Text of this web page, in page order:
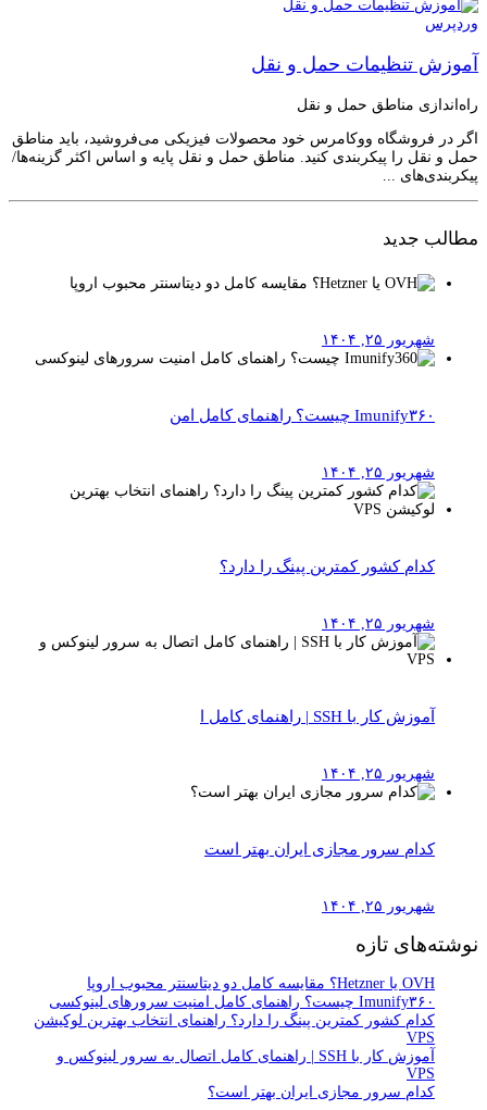
وردپرس
آموزش تنظیمات حمل و نقل
راه‌اندازی مناطق حمل و نقل
اگر در فروشگاه ووکامرس خود محصولات فیزیکی می‌فروشید، باید مناطق
حمل و نقل را پیکربندی کنید. مناطق حمل و نقل پایه و اساس اکثر گزینه‌ها/
پیکربندی‌های ...
مطالب جدید
شهریور ۲۵, ۱۴۰۴
Imunify۳۶۰ چیست؟ راهنمای کامل امن
شهریور ۲۵, ۱۴۰۴
کدام کشور کمترین پینگ را دارد؟
شهریور ۲۵, ۱۴۰۴
آموزش کار با SSH | راهنمای کامل ا
شهریور ۲۵, ۱۴۰۴
کدام سرور مجازی ایران بهتر است
شهریور ۲۵, ۱۴۰۴
نوشته‌های تازه
OVH یا Hetzner؟ مقایسه کامل دو دیتاسنتر محبوب اروپا
Imunify۳۶۰ چیست؟ راهنمای کامل امنیت سرورهای لینوکسی
کدام کشور کمترین پینگ را دارد؟ راهنمای انتخاب بهترین لوکیشن
VPS
آموزش کار با SSH | راهنمای کامل اتصال به سرور لینوکس و
VPS
کدام سرور مجازی ایران بهتر است؟